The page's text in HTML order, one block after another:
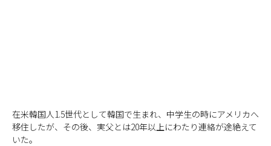
在米韓国人1.5世代として韓国で生まれ、中学生の時にアメリカへ
移住したが、その後、実父とは20年以上にわたり連絡が途絶えて
いた。